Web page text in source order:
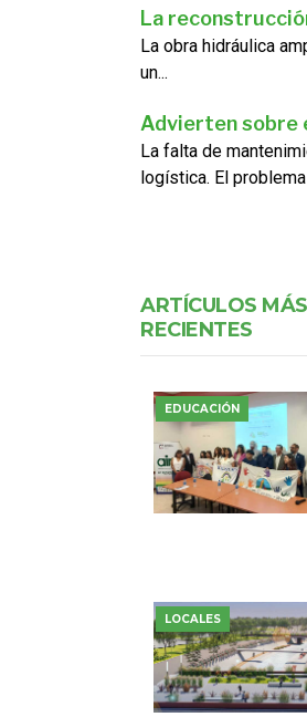
La
La obra hidráulica
un...
Advierten sobre
La falta de
logística. El
ARTÍCULOS MÁS
RECIENTES
EDUCACIÓN
LOCALES